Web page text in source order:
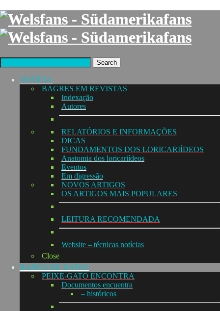
Search
NOTÍCIA
BAGRES EM REVISTAS
Indexação
Autores
RELATÓRIOS E INFORMAÇÕES
DICAS
FUNDAMENTOS DOS LORICARIÍDEOS
Anatomia dos loricariídeos
Eventos
Em digressão
NOVOS ARTIGOS
OS ARTIGOS MAIS POPULARES
LEITURA RECOMENDADA
Website – técnicas notícias
Close
BANCO DE DATOS
PEIXE-GATO ENCONTRA
Documentos encuentra
– históricos